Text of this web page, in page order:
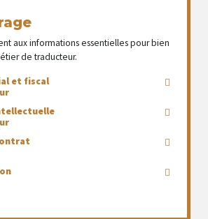
aux informations essentielles pour bien
de traducteur.
et fiscal